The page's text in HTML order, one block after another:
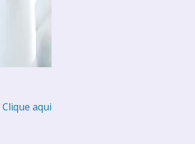
Clique aqui